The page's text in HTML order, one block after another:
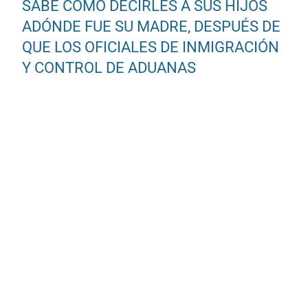
SABE CÓMO DECIRLES A SUS HIJOS
ADÓNDE FUE SU MADRE, DESPUÉS DE
QUE LOS OFICIALES DE INMIGRACIÓN
Y CONTROL DE ADUANAS